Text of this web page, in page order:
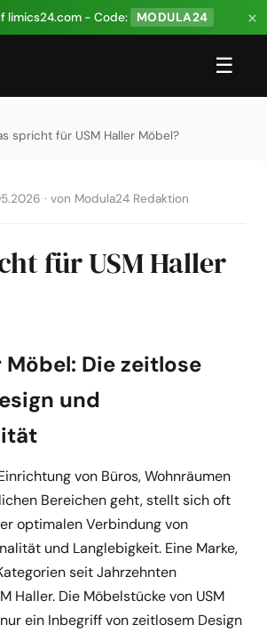
limics24.com - Code: MODULA24 ×
☰
spricht für USM Haller Möbel?
· von Modula24 Redaktion
für USM Haller
Möbel: Die zeitlose
und
von Büros, Wohnräumen
Bereichen geht, stellt sich oft
optimalen Verbindung von
und Langlebigkeit. Eine Marke,
seit Jahrzehnten
Haller. Die Möbelstücke von USM
ein Inbegriff von zeitlosem Design